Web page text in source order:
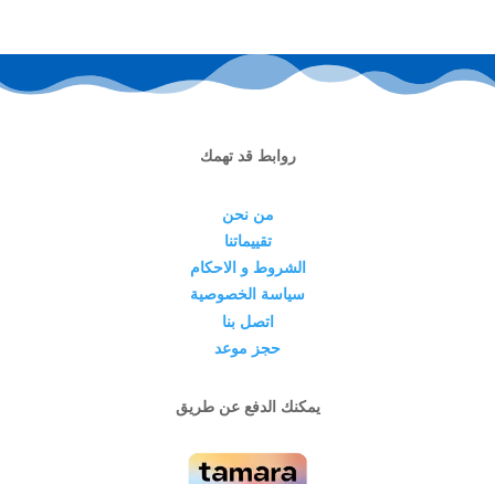
روابط قد تهمك
من نحن
تقييماتنا
الشروط و الاحكام
سياسة الخصوصية
اتصل بنا
حجز موعد
يمكنك الدفع عن طريق